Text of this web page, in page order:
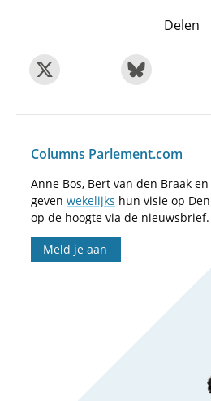
Delen
Columns Parlement.com
Anne Bos, Bert van den Braak
geven wekelijks hun visie op
op de hoogte via de nieuwsbrief.
Meld je aan